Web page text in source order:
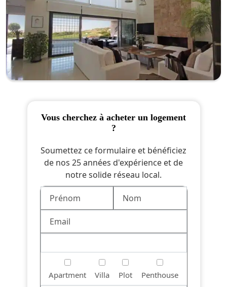
vous cherchez à acheter un logement
?
Soumettez ce formulaire et bénéficiez
de nos 25 années d'expérience et de
notre solide réseau local.
Apartment Villa Plot Penthouse